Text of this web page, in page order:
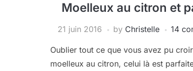
Moelleux au citron et
21 juin 2016 by Christelle 14
Oublier tout ce que vous avez pu
moelleux au citron, celui là est